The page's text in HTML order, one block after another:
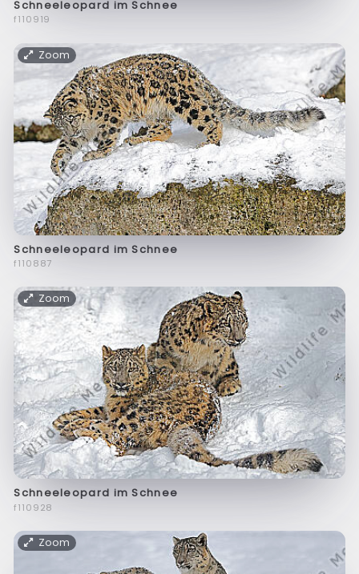
Schneeleopard im Schnee
f110919
Zoom
Schneeleopard im Schnee
f110887
Zoom
Schneeleopard im Schnee
f110928
Zoom